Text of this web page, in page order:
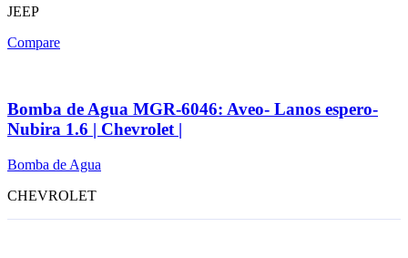
JEEP
Compare
Bomba de Agua MGR-6046: Aveo- Lanos espero-
Nubira 1.6 | Chevrolet |
Bomba de Agua
CHEVROLET